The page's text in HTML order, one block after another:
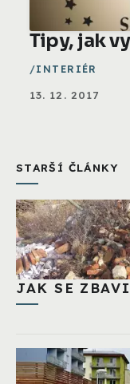
Tipy, jak
INTERIÉR
13. 12. 2017
STARŠÍ ČLÁNKY
JAK SE